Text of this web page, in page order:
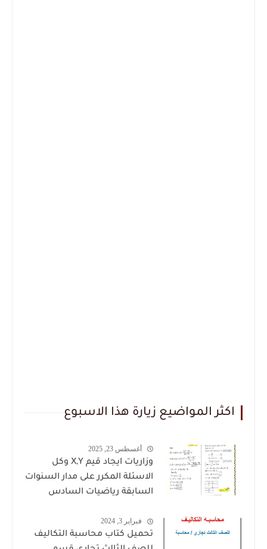
اكثر المواضيع زيارة هذا الاسبوع
أغسطس 23, 2025
وزاريات ايجاد قيم X,Y وكل
الاسئلة المكرر على مدار السنوات
السابقة رياضيات السادس
فبراير 3, 2024
تحميل كتاب محاسبة التكاليف